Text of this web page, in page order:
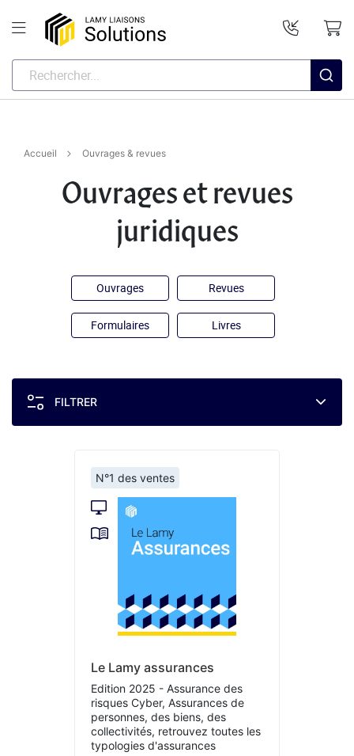
Accueil Ouvrages & revues
Ouvrages et revues
juridiques
Ouvrages Revues
Formulaires Livres
FILTRER
N°1 des ventes
Le Lamy assurances
Edition 2025 - Assurance des
risques Cyber, Assurances de
personnes, des biens, des
collectivités, retrouvez toutes les
typologies d'assurances